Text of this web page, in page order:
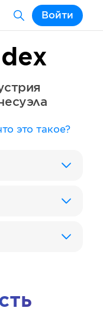
Войти
это такое?